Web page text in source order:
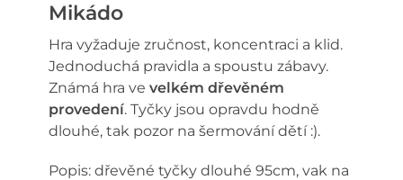
Mikádo
Hra vyžaduje zručnost, koncentraci a klid.
Jednoduchá pravidla a spoustu zábavy.
Známá hra ve velkém dřevěném
provedení. Tyčky jsou opravdu hodně
dlouhé, tak pozor na šermování dětí :).
Popis: dřevěné tyčky dlouhé 95cm, vak na